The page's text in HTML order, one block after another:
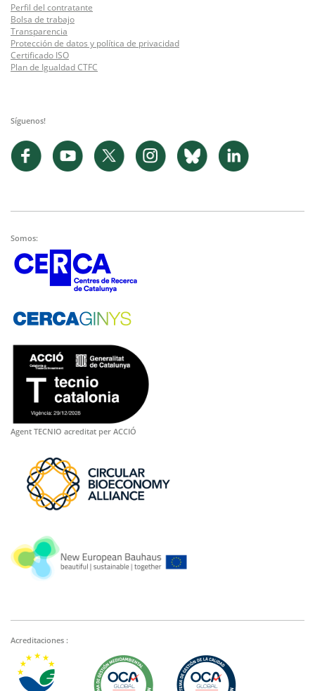
Perfil del contratante
Bolsa de trabajo
Transparencia
Protección de datos y política de privacidad
Certificado ISO
Plan de Igualdad CTFC
Síguenos!
Somos:
Agent TECNIO acreditat per ACCIÓ
Acreditaciones :